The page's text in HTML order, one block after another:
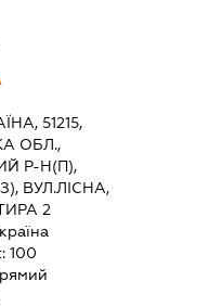
51215,
ОБЛ.,
Р-Н(П),
ВУЛ.ЛІСНА,
2
100